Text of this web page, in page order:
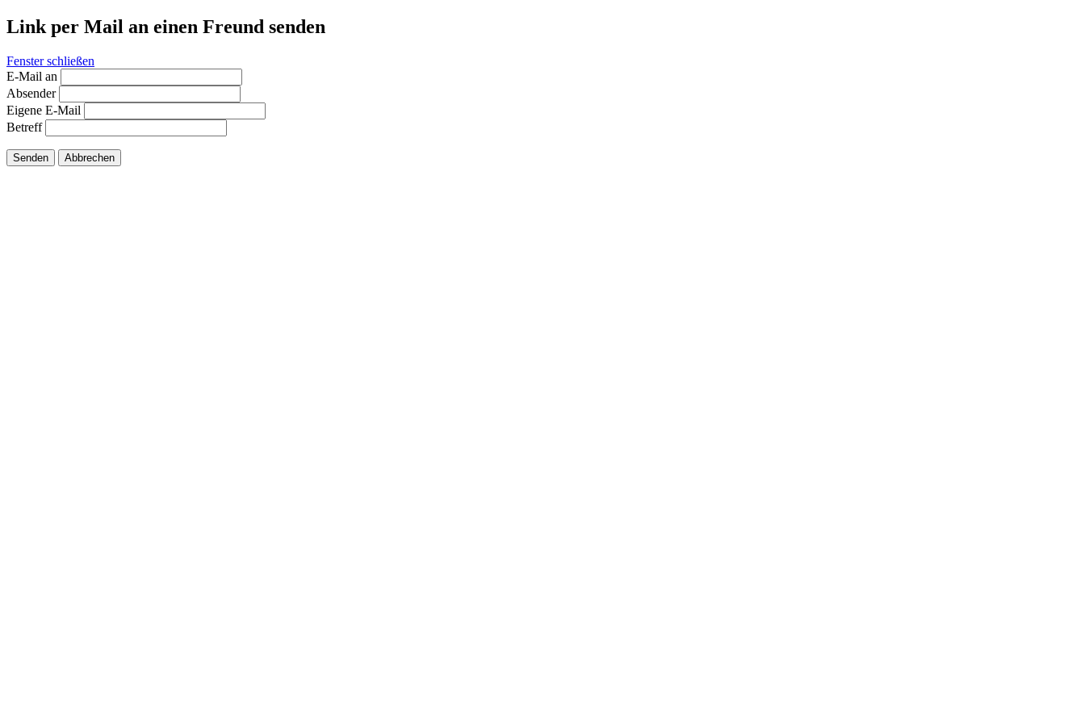
Link per Mail an einen Freund senden
Fenster schließen
E-Mail an
Absender
Eigene E-Mail
Betreff
Senden Abbrechen